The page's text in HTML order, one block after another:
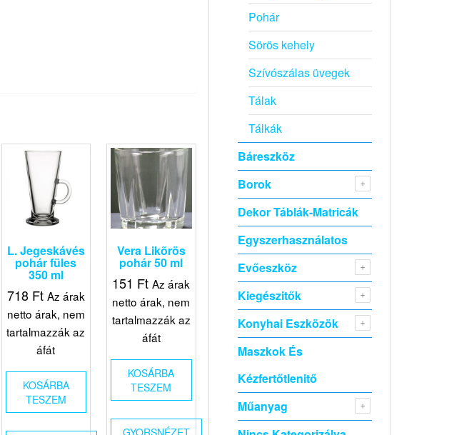
L. Jegeskávés
pohár füles
350 ml
718 Ft Az árak
netto árak, nem
tartalmazzák az
áfát
KOSÁRBA
TESZEM
Vera Likõrös
pohár 50 ml
151 Ft Az árak
netto árak, nem
tartalmazzák az
áfát
KOSÁRBA
TESZEM
Pohár
Sörös kehely
Szívószálas üvegek
Tálak
Tálkák
Báreszköz
Borok
Dekor Táblák-Matricák
Egyszerhasználatos
Evőeszköz
Kiegészitők
Konyhai Eszközök
Maszkok És
Kézfertőtlenitő
Műanyag